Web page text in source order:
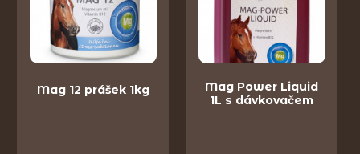
Mag 12 prášek 1kg
Mag Power Liquid
1L s dávkovačem